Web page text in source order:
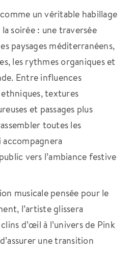
un véritable habillage
soirée : une traversée
paysages méditerranéens,
les rythmes organiques et
Entre influences
textures
et passages plus
toutes les
vers l’ambiance festive
musicale pensée pour le
l’artiste glissera
d’œil à l’univers de Pink
une transition